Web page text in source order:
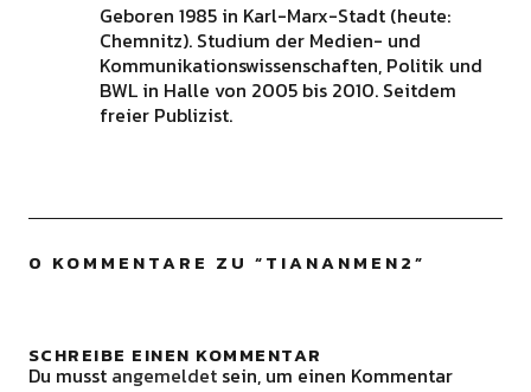
Geboren 1985 in Karl-Marx-Stadt (heute:
Chemnitz). Studium der Medien- und
Kommunikationswissenschaften, Politik und
BWL in Halle von 2005 bis 2010. Seitdem
freier Publizist.
0 KOMMENTARE ZU “TIANANMEN2”
SCHREIBE EINEN KOMMENTAR
Du musst angemeldetsein, um einen Kommentar